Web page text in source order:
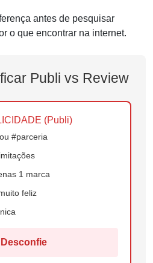
antes de pesquisar
o que encontrar na internet.
Publi vs Review
(Publi)
#parceria
1 marca
feliz